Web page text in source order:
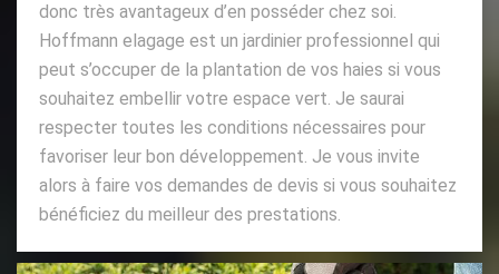
donc très avantageux d’en posséder chez soi.
Hoffmann elagage est un jardinier professionnel qui
peut s’occuper de la plantation de vos haies si vous
souhaitez embellir votre espace vert. Je saurai
respecter toutes les conditions nécessaires pour
favoriser leur bon développement. Je vous invite
alors à faire vos demandes de devis si vous souhaitez
bénéficiez du meilleur des prestations.